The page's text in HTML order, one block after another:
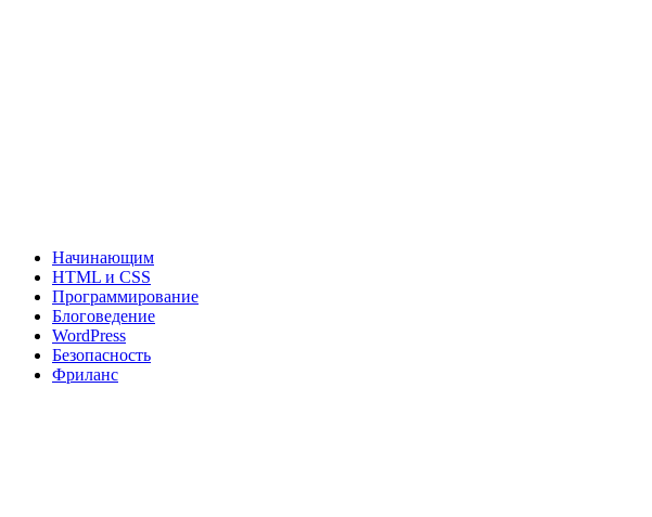
Начинающим
HTML и CSS
Программирование
Блоговедение
WordPress
Безопасность
Фриланс